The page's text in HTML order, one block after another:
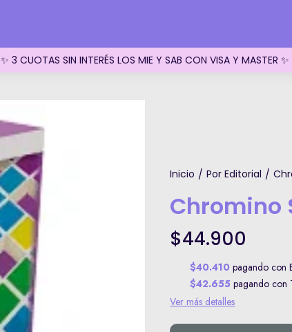
✨ 3 CUOTAS SIN INTERÉS LOS MIE Y SAB CON VISA Y MASTER ✨
Inicio / Por Editorial /
Chromino
$44.900
$40.410 pagando con
$42.655 pagando con
Ver más detalles